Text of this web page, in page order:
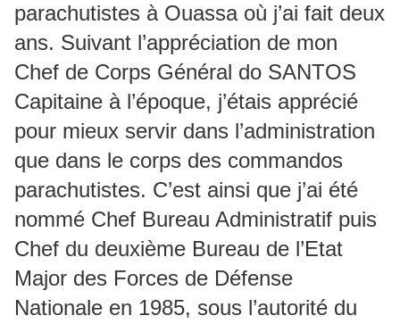
parachutistes à Ouassa où j’ai fait deux
ans. Suivant l’appréciation de mon
Chef de Corps Général do SANTOS
Capitaine à l’époque, j’étais apprécié
pour mieux servir dans l’administration
que dans le corps des commandos
parachutistes. C’est ainsi que j’ai été
nommé Chef Bureau Administratif puis
Chef du deuxième Bureau de l’Etat
Major des Forces de Défense
Nationale en 1985, sous l’autorité du